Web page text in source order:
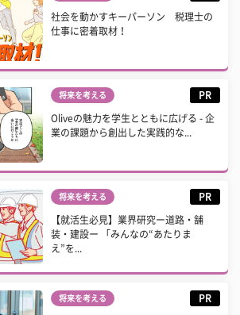
社会を動かすキーパーソン 税理士の
仕事に密着取材！
将来を考える PR
Oliveの魅力を学生とともに広げる - 企
業の課題から創出した実践的な...
将来を考える PR
【就活生必見】業界研究ー道路・舗
装・建設ー 「みんなの“あたりま
え”を...
将来を考える PR